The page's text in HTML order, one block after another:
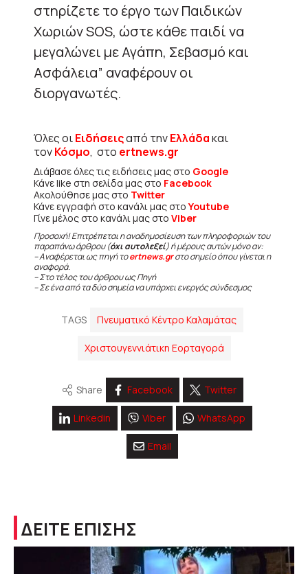
στηρίζετε το έργο των Παιδικών
Χωριών SOS, ώστε κάθε παιδί να
μεγαλώνει με Αγάπη, Σεβασμό και
Ασφάλεια” αναφέρουν οι
διοργανωτές.
Όλες οιΕιδήσειςαπό τηνΕλλάδακαι
τονΚόσμο, στο ertnews.gr
Διάβασε όλες τις ειδήσεις μας στο Google
Κάνε like στη σελίδα μας στο Facebook
Ακολούθησε μας στο Twitter
Κάνε εγγραφή στο κανάλι μας στοYoutube
Γίνε μέλος στο κανάλι μας στο Viber
Προσοχή! Επιτρέπεται η αναδημοσίευση των πληροφοριών του
παραπάνω άρθρου (όχι αυτολεξεί) ή μέρους αυτών μόνο αν:
– Αναφέρεται ως πηγή τοertnews.grστο σημείο όπου γίνεται η
αναφορά.
– Στο τέλος του άρθρου ως Πηγή
– Σε ένα από τα δύο σημεία να υπάρχει ενεργός σύνδεσμος
TAGS Πνευματικό Κέντρο Καλαμάτας
Χριστουγεννιάτικη Εορταγορά
Share Facebook Twitter
Linkedin Viber WhatsApp
Email
ΔΕΙΤΕ ΕΠΙΣΗΣ